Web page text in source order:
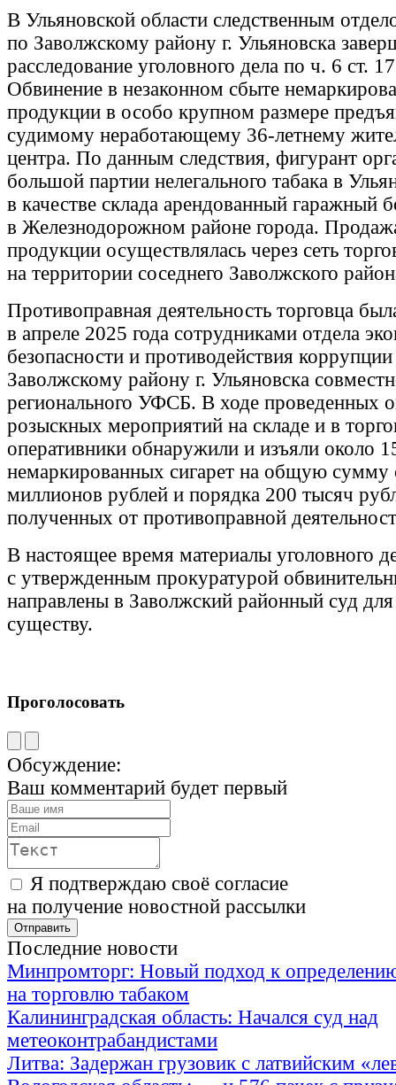
В Ульяновской области следственным
по Заволжскому району г. Ульяновска
расследование уголовного дела по ч. 6 ст.
Обвинение в незаконном сбыте
продукции в особо крупном размере
судимому неработающему 36-летнему
центра. По данным следствия, фигурант
большой партии нелегального табака в
в качестве склада арендованный гаражный
в Железнодорожном районе города.
продукции осуществлялась через сеть
на территории соседнего Заволжского
Противоправная деятельность торговца
в апреле 2025 года сотрудниками отдела
безопасности и противодействия
Заволжскому району г. Ульяновска
регионального УФСБ. В ходе проведенных
розыскных мероприятий на складе и в
оперативники обнаружили и изъяли около
немаркированных сигарет на общую
миллионов рублей и порядка 200 тысяч
полученных от противоправной
В настоящее время материалы уголовного
с утвержденным прокуратурой
направлены в Заволжский районный суд
существу.
Проголосовать
Обсуждение:
Ваш комментарий будет первый
Я подтверждаю своё согласие
на получение новостной рассылки
Последние новости
Минпромторг: Новый подход к
на торговлю табаком
Калининградская область: Начался суд над
метеоконтрабандистами
Литва: Задержан грузовик с латвийским